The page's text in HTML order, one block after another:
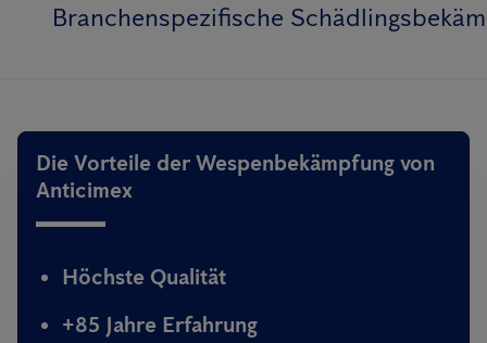
Branchenspezifische
Die Vorteile der Wespenbekämpfung von
Anticimex
Höchste Qualität
+85 Jahre Erfahrung